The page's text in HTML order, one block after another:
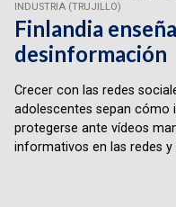
INDUSTRIA (TRUJILLO)
Finlandia
desinformación
Crecer con las redes
adolescentes sepan cómo
protegerse ante vídeos
informativos en las redes y